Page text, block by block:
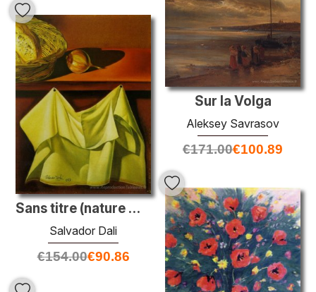
Sur la Volga
Aleksey Savrasov
€171.00€100.89
Sans titre (nature morte avec tissu blanc)
Salvador Dali
€154.00€90.86